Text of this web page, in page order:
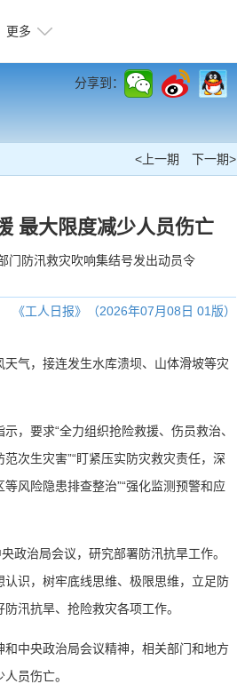
更多
分享到：
<上一期 下一期>
最大限度减少人员伤亡
防汛救灾吹响集结号发出动员令
《工人日报》（2026年07月08日 01版）
气，接连发生水库溃坝、山体滑坡等灾
，要求“全力组织抢险救援、伤员救治、
次生灾害”“盯紧压实防灾救灾责任，深
风险隐患排查整治”“强化监测预警和应
政治局会议，研究部署防汛抗旱工作。
识，树牢底线思维、极限思维，立足防
汛抗旱、抢险救灾各项工作。
中央政治局会议精神，相关部门和地方
员伤亡。